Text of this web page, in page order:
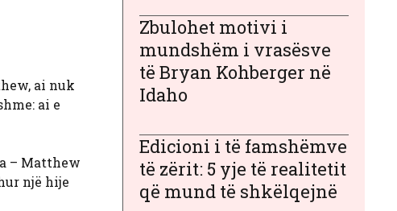
ai nuk
ai e
– Matthew
një hije
Zbulohet motivi i
mundshëm i vrasësve
të Bryan Kohberger në
Idaho
Edicioni i të famshëmve
të zërit: 5 yje të realitetit
që mund të shkëlqejnë